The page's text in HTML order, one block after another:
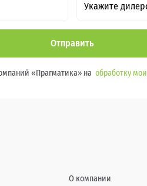
Укажите
Отправить
«Прагматика» на обработку
О компании